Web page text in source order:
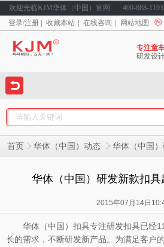
欢迎光临KJM华体（中国）官网 400-888-1193
登录/注册 收藏本站 在线咨询 网站地图
专注童
研发设
首页 华体（中国）动态 华体（中国）
华体（中国）研发新款扣
2015年07月14日
华体（中国）扣具专注研发扣具已经
长的需求，不断研发新产品。为满足客户